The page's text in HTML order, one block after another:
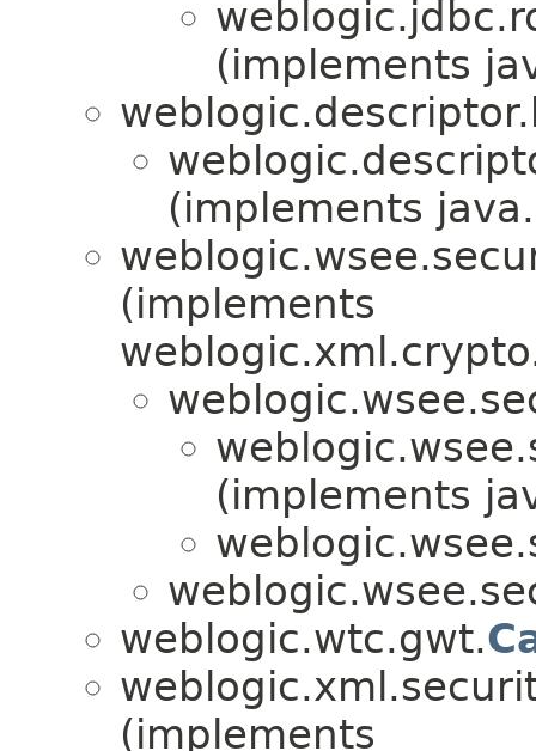
(implements
(implements
(implements
(implements
weblogic.wtc.gwt.
(implements